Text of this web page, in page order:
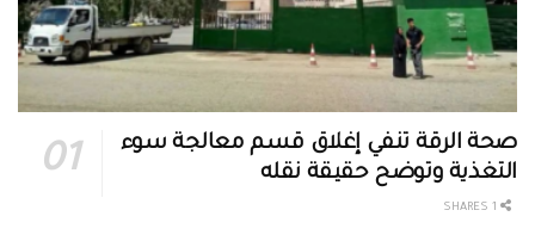
صحة الرقة تنفي إغلاق قسم معالجة سوء
التغذية وتوضح حقيقة نقله